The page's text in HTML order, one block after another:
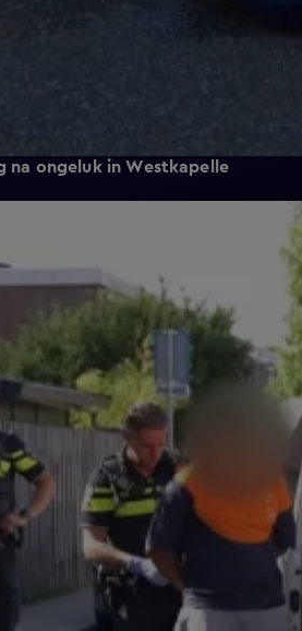
na ongeluk in Westkapelle